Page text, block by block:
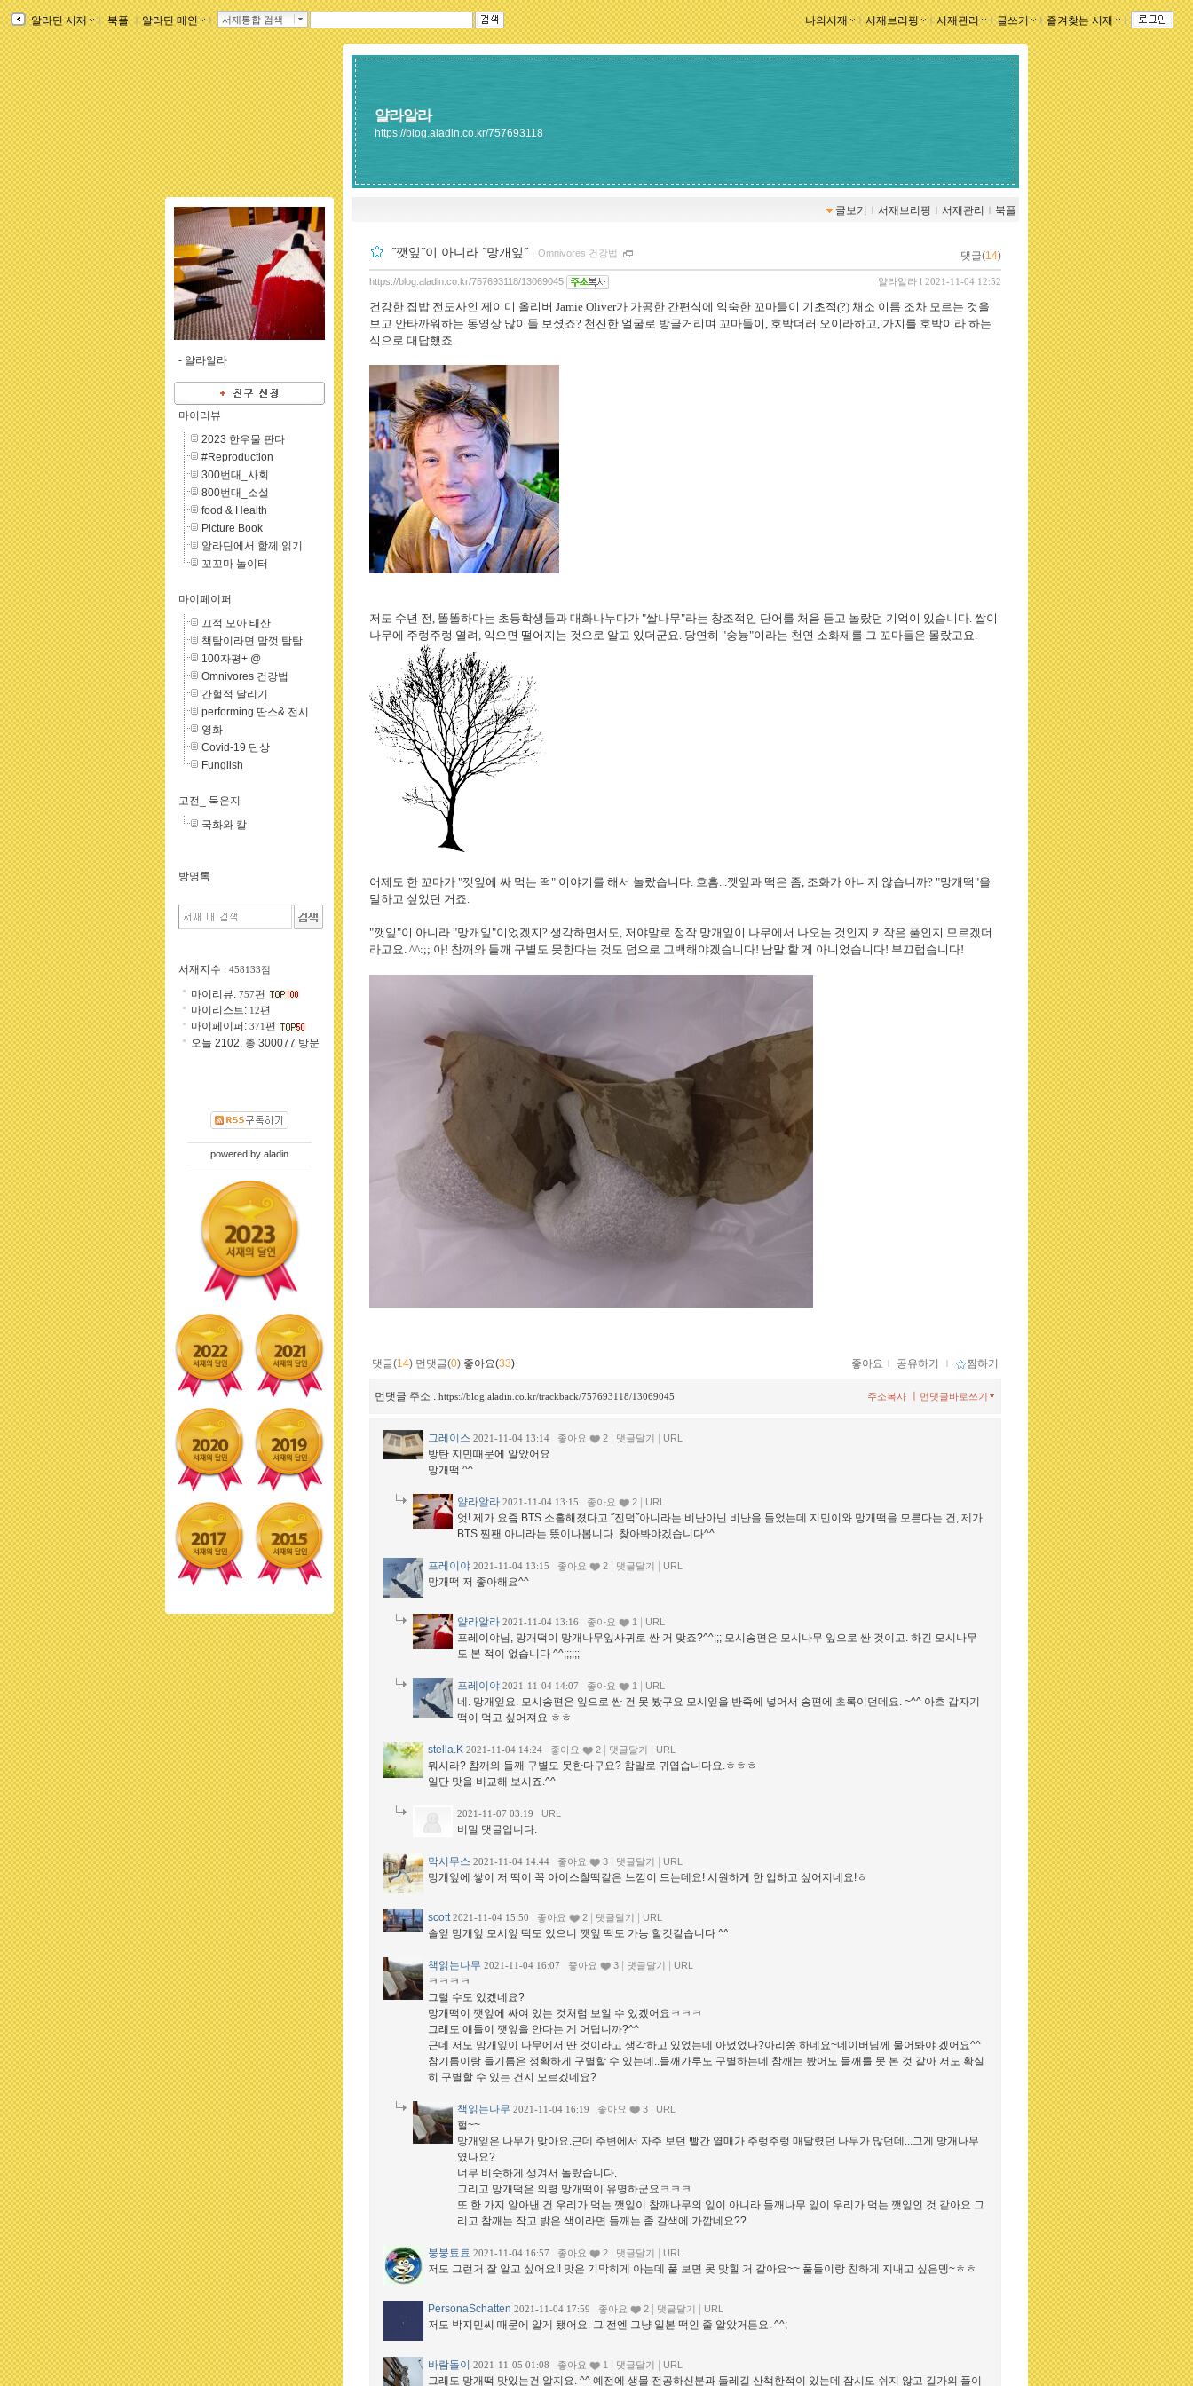
알라딘 서재 ｌ북플ｌ알라딘 메인 ｌ 서재통합 검색 나의서재 ｌ서재브리핑 ｌ서재관리 ｌ글쓰기 ｌ즐겨찾는 서재 ｌ
얄라알라
https://blog.aladin.co.kr/757693118
글보기 ｌ 서재브리핑 ｌ 서재관리 ｌ 북플
˝깻잎˝이 아니라 ˝망개잎˝ ｌ Omnivores 건강법 댓글(14)
얄라알라 l 2021-11-04 12:52
https://blog.aladin.co.kr/757693118/13069045
건강한 집밥 전도사인 제이미 올리버 Jamie Oliver가 가공한 간편식에 익숙한 꼬마들이 기초적(?) 채소 이름 조차 모르는 것을
보고 안타까워하는 동영상 많이들 보셨죠? 천 진한 얼굴로 방글거리며 꼬마들이, 호박더러 오이라하고, 가지를 호박이라 하는
식으로 대답했죠.
저도 수년 전, 똘똘하다는 초등학생들과 대화나누다가 "쌀나무"라는 창조적인 단어를 처음 듣고 놀랐던 기억이 있습니다. 쌀이
나무에 주렁주렁 열려, 익으면 떨어지는 것으로 알고 있더군요. 당연히 "숭늉"이라는 천연 소화제를 그 꼬마들은 몰랐고요.
어제도 한 꼬마가 "깻잎에 싸 먹는 떡" 이야기를 해서 놀랐습니다. 흐흠...깻잎과 떡은 좀, 조화가 아니지 않습니까? "망개떡"을
말하고 싶었던 거죠.
"깻잎"이 아니라 "망개잎"이었겠지? 생각하면서도, 저야말로 정작 망개잎이 나무에서 나오는 것인지 키작은 풀인지 모르겠더
라고요. ^^:;; 아! 참깨와 들깨 구별도 못한다는 것도 덤으로 고백해야겠습니다! 남말 할 게 아니었습니다! 부끄럽습니다!
댓글(14) 먼댓글(0) 좋아요(33) 좋아요 ｌ 공유하기 ｌ 찜하기
먼댓글 주소 : https://blog.aladin.co.kr/trackback/757693118/13069045 먼댓글바로쓰기
주소복사
그레이스 2021-11-04 13:14 좋아요 2 댓글달기 URL
방탄 지민때문에 알았어요
망개떡 ^^
얄라알라 2021-11-04 13:15 좋아요 2 URL
엇! 제가 요즘 BTS 소홀해졌다고 ˝진덕˝아니라는 비난아닌 비난을 들었는데 지민이와 망개떡을 모른다는 건, 제가
BTS 찐팬 아니라는 뜼이나봅니다. 찾아봐야겠습니다^^
프레이야 2021-11-04 13:15 좋아요 2 댓글달기 URL
망개떡 저 좋아해요^^
얄라알라 2021-11-04 13:16 좋아요 1 URL
프레이야님, 망개떡이 망개나무잎사귀로 싼 거 맞죠?^^;;; 모시송편은 모시나무 잎으로 싼 것이고. 하긴 모시나무
도 본 적이 없습니다 ^^;;;;;;
프레이야 2021-11-04 14:07 좋아요 1 URL
네. 망개잎요. 모시송편은 잎으로 싼 건 못 봤구요 모시잎을 반죽에 넣어서 송편에 초록이던데요. ~^^ 아흐 갑자기
떡이 먹고 싶어져요 ㅎㅎ
stella.K 2021-11-04 14:24 좋아요 2 댓글달기 URL
뭐시라? 참깨와 들깨 구별도 못한다구요? 참말로 귀엽습니다요.ㅎㅎㅎ
일단 맛을 비교해 보시죠.^^
2021-11-07 03:19 URL
비밀 댓글입니다.
막시무스 2021-11-04 14:44 좋아요 3 댓글달기 URL
망개잎에 쌓이 저 떡이 꼭 아이스찰떡같은 느낌이 드는데요! 시원하게 한 입하고 싶어지네요!ㅎ
scott 2021-11-04 15:50 좋아요 2 댓글달기 URL
솔잎 망개잎 모시잎 떡도 있으니 깻잎 떡도 가능 할것같습니다 ^^
책읽는나무 2021-11-04 16:07 좋아요 3 댓글달기 URL
ㅋㅋㅋㅋ
그럴 수도 있겠네요?
망개떡이 깻잎에 싸여 있는 것처럼 보일 수 있겠어요ㅋㅋㅋ
그래도 애들이 깻잎을 안다는 게 어딥니까?^^
근데 저도 망개잎이 나무에서 딴 것이라고 생각하고 있었는데 아녔었나?아리쏭 하네요~네이버님께 물어봐야 겠어요^^
참기름이랑 들기름은 정확하게 구별할 수 있는데..들깨가루도 구별하는데 참깨는 봤어도 들깨를 못 본 것 같아 저도 확실
히 구별할 수 있는 건지 모르겠네요?
책읽는나무 2021-11-04 16:19 좋아요 3 URL
헐~~
망개잎은 나무가 맞아요.근데 주변에서 자주 보던 빨간 열매가 주렁주렁 매달렸던 나무가 많던데...그게 망개나무
였나요?
너무 비슷하게 생겨서 놀랐습니다.
그리고 망개떡은 의령 망개떡이 유명하군요ㅋㅋㅋ
또 한 가지 알아낸 건 우리가 먹는 깻잎이 참깨나무의 잎이 아니라 들깨나무 잎이 우리가 먹는 깻잎인 것 같아요.그
리고 참깨는 작고 밝은 색이라면 들깨는 좀 갈색에 가깝네요??
붕붕툐툐 2021-11-04 16:57 좋아요 2 댓글달기 URL
저도 그런거 잘 알고 싶어요!! 맛은 기막히게 아는데 풀 보면 못 맞힐 거 같아요~~ 풀들이랑 친하게 지내고 싶은뎅~ㅎㅎ
PersonaSchatten 2021-11-04 17:59 좋아요 2 댓글달기 URL
저도 박지민씨 때문에 알게 됐어요. 그 전엔 그냥 일본 떡인 줄 알았거든요. ^^;
바람돌이 2021-11-05 01:08 좋아요 1 댓글달기 URL
그래도 망개떡 맛있는건 알지요. ^^ 예전에 생물 전공하신분과 둘레길 산책한적이 있는데 잠시도 쉬지 않고 길가의 풀이
- 얄라알라
마이리뷰
2023 한우물 판다
#Reproduction
300번대_사회
800번대_소설
food & Health
Picture Book
알라딘에서 함께 읽기
꼬꼬마 놀이터
마이페이퍼
끄적 모아 태산
책탐이라면 맘껏 탐탐
100자평+ @
Omnivores 건강법
간헐적 달리기
performing 딴스& 전시
영화
Covid-19 단상
Funglish
고전_ 묵은지
국화와 칼
방명록
서재지수 : 458133점
마이리뷰: 757편
마이리스트: 12편
마이페이퍼: 371편
오늘 2102, 총 300077 방문
powered by aladin